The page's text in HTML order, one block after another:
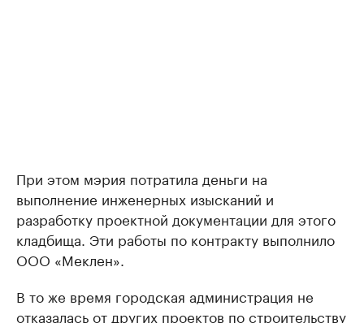
При этом мэрия потратила деньги на
выполнение инженерных изысканий и
разработку проектной документации для этого
кладбища. Эти работы по контракту выполнило
ООО «Меклен».
В то же время городская администрация не
отказалась от других проектов по строительству